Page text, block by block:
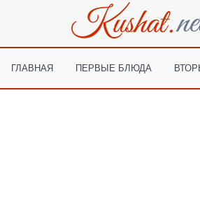
ГЛАВНАЯ ПЕРВЫЕ БЛЮДА